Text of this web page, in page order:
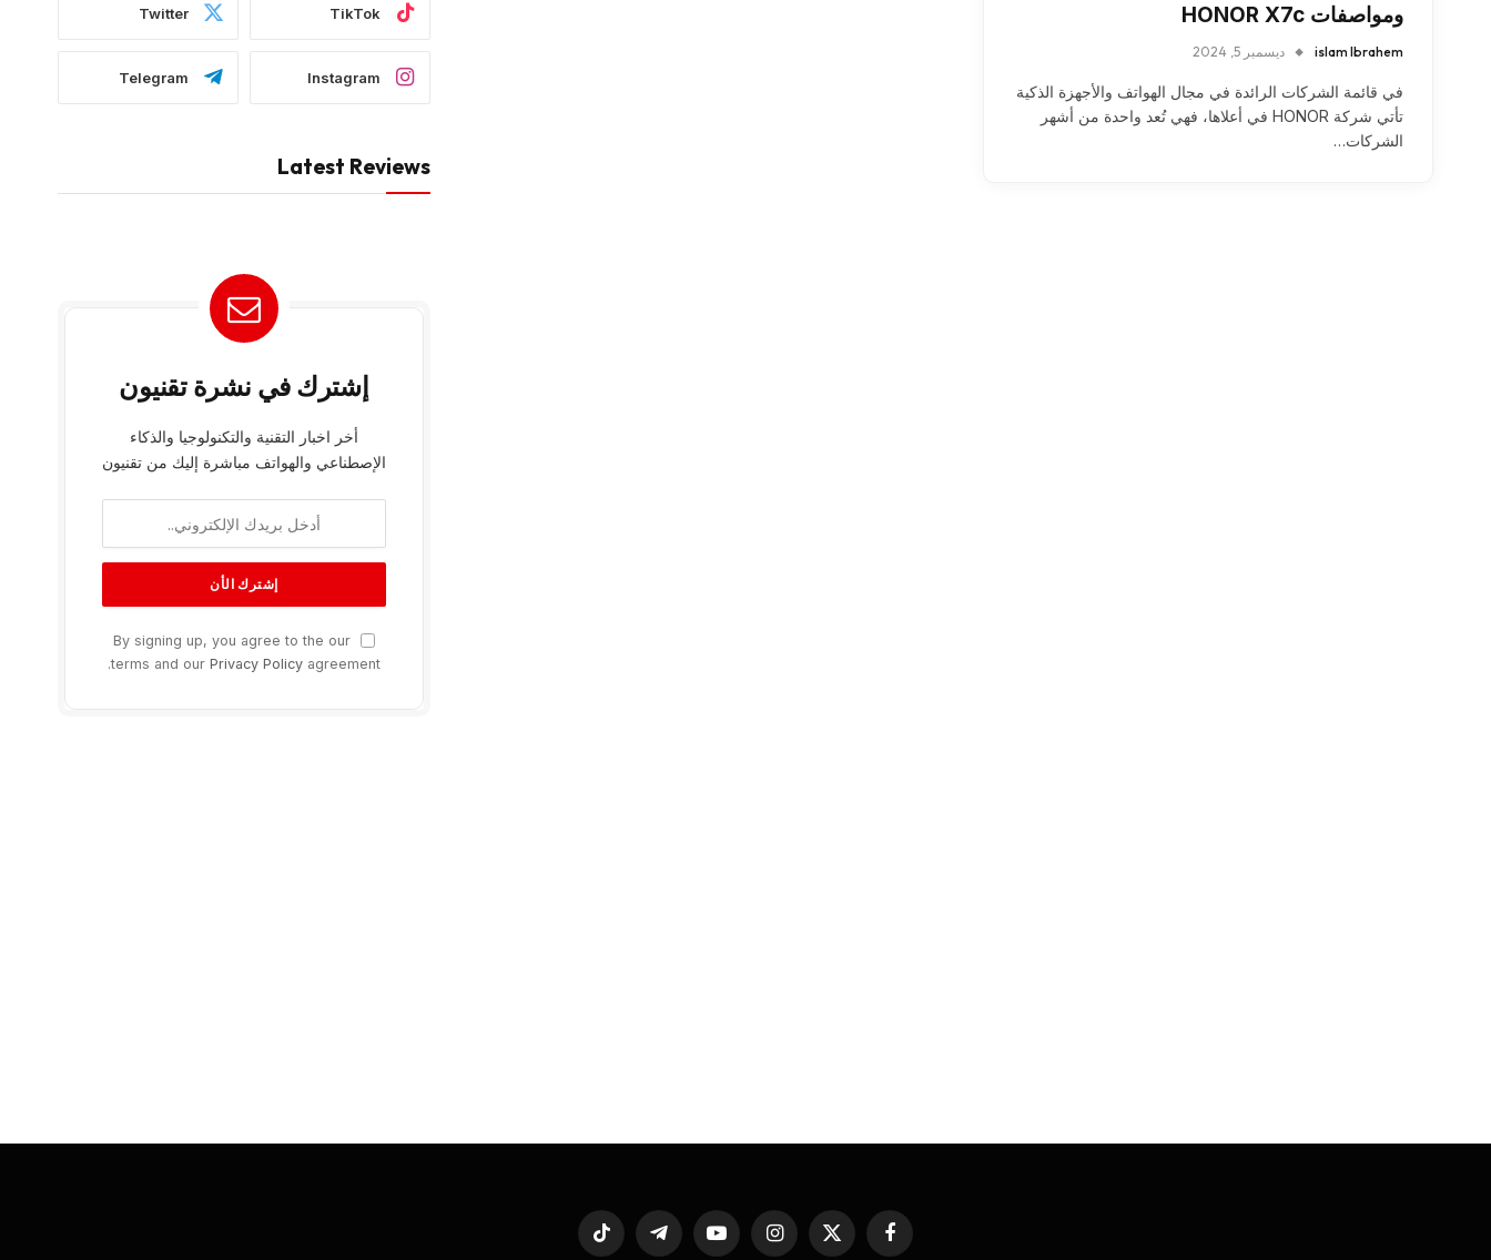
ومواصفات HONOR X7c
islam Ibrahem ديسمبر 5, 2024
في قائمة الشركات الرائدة في مجال الهواتف والأجهزة الذكية
تأتي شركة HONOR في أعلاها، فهي تُعد واحدة من أشهر
الشركات…
TikTok
Twitter
Instagram
Telegram
Latest Reviews
إشترك في نشرة تقنيون
أخر اخبار التقنية والتكنولوجيا والذكاء
الإصطناعي والهواتف مباشرة إليك من تقنيون
By signing up, you agree to the our
terms and our Privacy Policy agreement.
فيسبوك
X
الانستغراميوتيوب تيلقرام تيكتوك